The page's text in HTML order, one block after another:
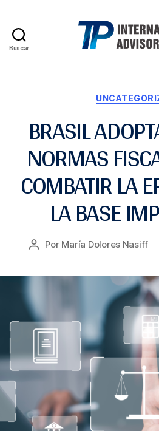
Buscar
BRASIL
NORMAS
COMBATIR LA
LA BASE
Por María Dolores Nasiff